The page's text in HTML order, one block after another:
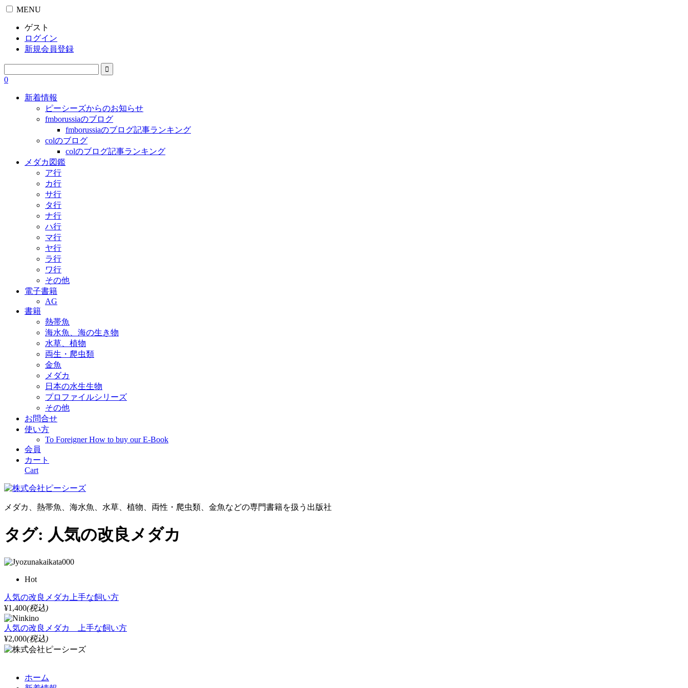
MENU
ゲスト
ログイン
新規会員登録
0
新着情報
ピーシーズからのお知らせ
fmborussiaのブログ
fmborussiaのブログ記事ランキング
colのブログ
colのブログ記事ランキング
メダカ図鑑
ア行
カ行
サ行
タ行
ナ行
ハ行
マ行
ヤ行
ラ行
ワ行
その他
電子書籍
AG
書籍
熱帯魚
海水魚、海の生き物
水草、植物
両生・爬虫類
金魚
メダカ
日本の水生生物
プロファイルシリーズ
その他
お問合せ
使い方
To Foreigner How to buy our E-Book
会員
カート
Cart
メダカ、熱帯魚、海水魚、水草、植物、両性・爬虫類、金魚などの専門書籍を扱う出版社
タグ: 人気の改良メダカ
Hot
人気の改良メダカ上手な飼い方
¥1,400(税込)
人気の改良メダカ 上手な飼い方
¥2,000(税込)
ホーム